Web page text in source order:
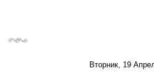
Вторник, 19